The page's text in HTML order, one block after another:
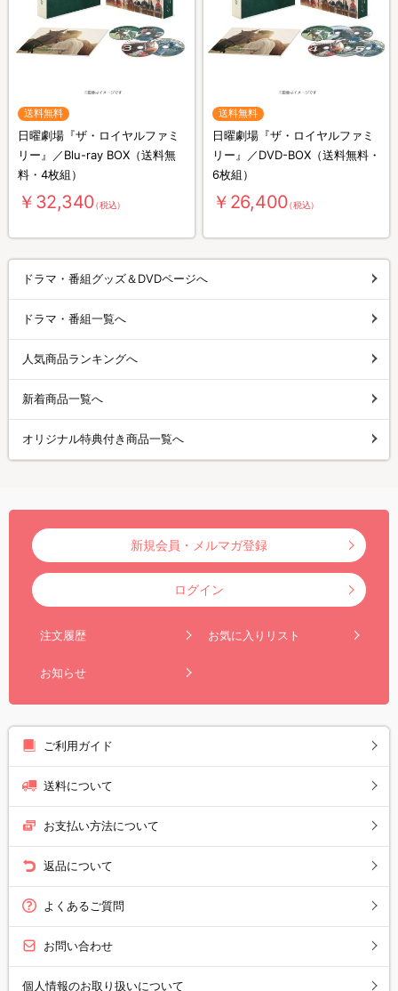
送料無料
日曜劇場『ザ・ロイヤルファミ
リー』／Blu-ray BOX（送料無
料・4枚組）
￥32,340（税込）
送料無料
日曜劇場『ザ・ロイヤルファミ
リー』／DVD-BOX（送料無料・
6枚組）
￥26,400（税込）
ドラマ・番組グッズ＆DVDページへ
ドラマ・番組一覧へ
人気商品ランキングへ
新着商品一覧へ
オリジナル特典付き商品一覧へ
新規会員・メルマガ登録
ログイン
注文履歴 お気に入りリスト
お知らせ
ご利用ガイド
送料について
お支払い方法について
返品について
よくあるご質問
お問い合わせ
個人情報のお取り扱いについて